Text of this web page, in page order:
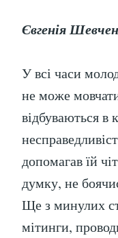
Євгенія
У всі часи
не може
відбуваються в
допомагав їй
думку, не
Ще з минулих
мітинги,